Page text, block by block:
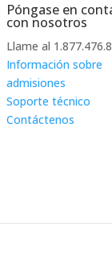
Póngase en
con nosotros
Llame al
Información sobre
admisiones
Soporte técnico
Contáctenos